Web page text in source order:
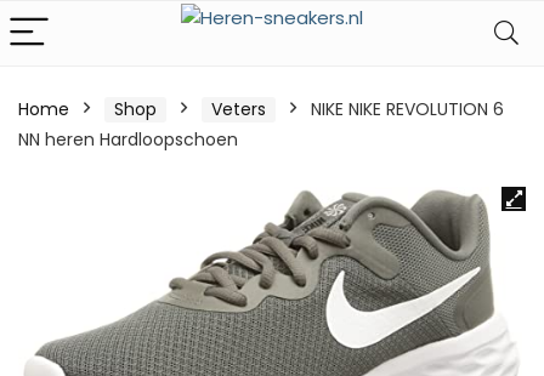
Home Shop Veters
NIKE NIKE REVOLUTION 6
NN heren Hardloopschoen